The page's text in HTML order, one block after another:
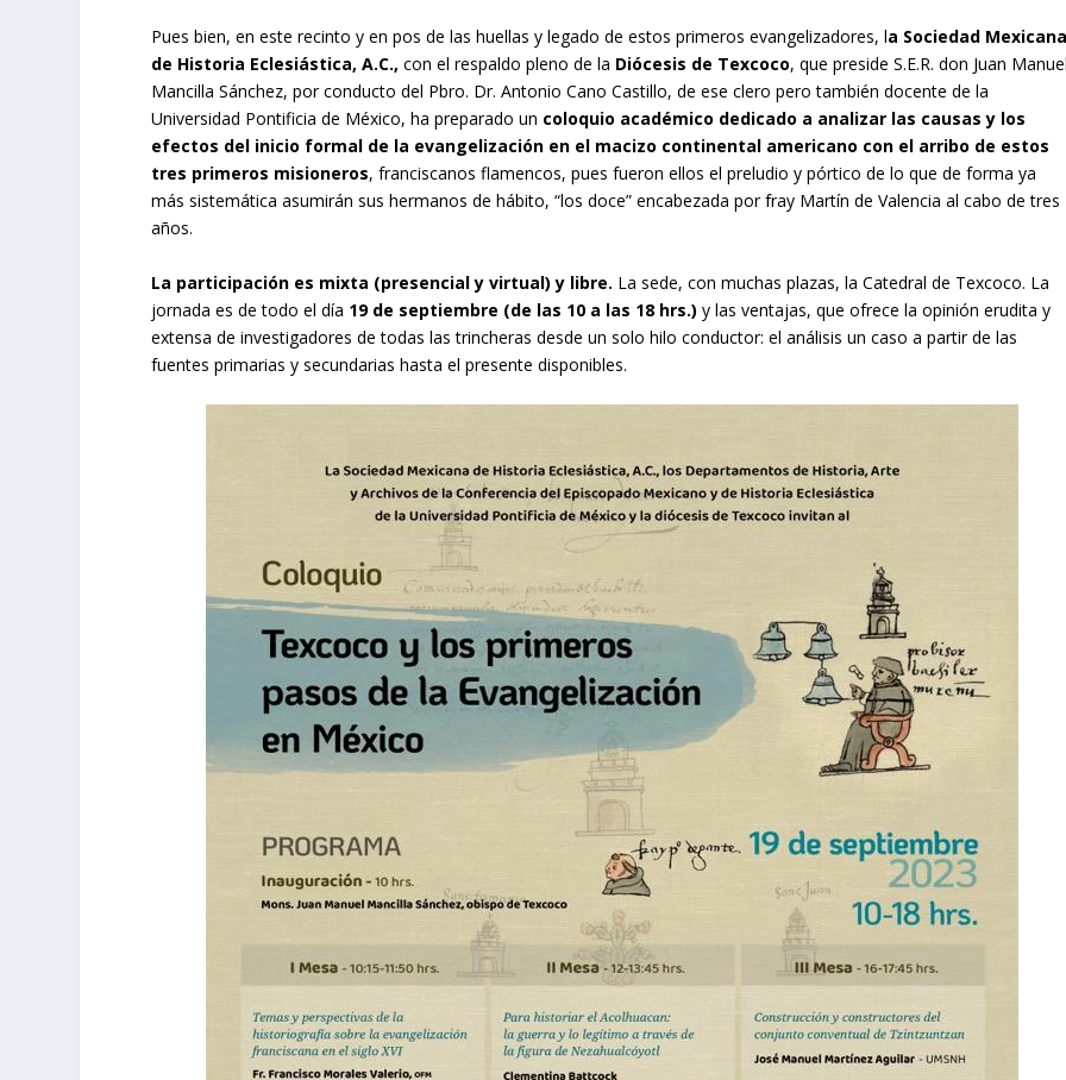
Pues bien, en este recinto y en pos de las huellas y legado de estos primeros evangelizadores, la Sociedad
de Historia Eclesiástica, A.C., con el respaldo pleno de la Diócesis de Texcoco, que preside S.E.R. don Juan
Mancilla Sánchez, por conducto del Pbro. Dr. Antonio Cano Castillo, de ese clero pero también docente de la
Universidad Pontificia de México, ha preparado un coloquio académico dedicado a analizar las causas y los
efectos del inicio formal de la evangelización en el macizo continental americano con el arribo de estos
tres primeros misioneros, franciscanos flamencos, pues fueron ellos el preludio y pórtico de lo que de forma ya
más sistemática asumirán sus hermanos de hábito, “los doce” encabezada por fray Martín de Valencia al cabo de tres
años.
La participación es mixta (presencial y virtual) y libre. La sede, con muchas plazas, la Catedral de Texcoco. La
jornada es de todo el día 19 de septiembre (de las 10 a las 18 hrs.) y las ventajas, que ofrece la opinión erudita y
extensa de investigadores de todas las trincheras desde un solo hilo conductor: el análisis un caso a partir de las
fuentes primarias y secundarias hasta el presente disponibles.